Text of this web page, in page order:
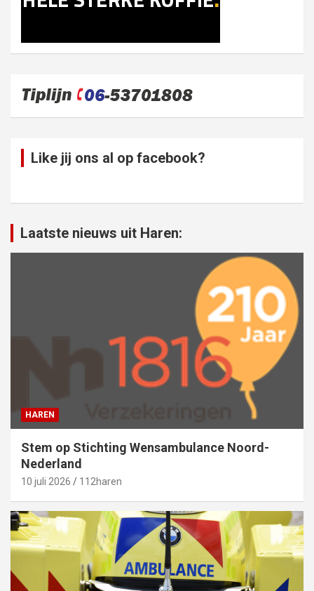
Like jij ons al op facebook?
Laatste nieuws uit Haren:
HAREN
Stem op Stichting Wensambulance Noord-
Nederland
10 juli 2026 112haren